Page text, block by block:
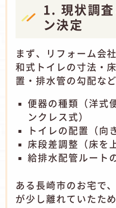
1. 現状調
ン決定
まず、リフォーム会
和式トイレの寸法・
置・排水管の勾配な
便器の種類（洋式
ンクレス式）
トイレの配置（向
床段差調整（床を
給排水配管ルート
ある長崎市のお宅で
が少し離れていたた